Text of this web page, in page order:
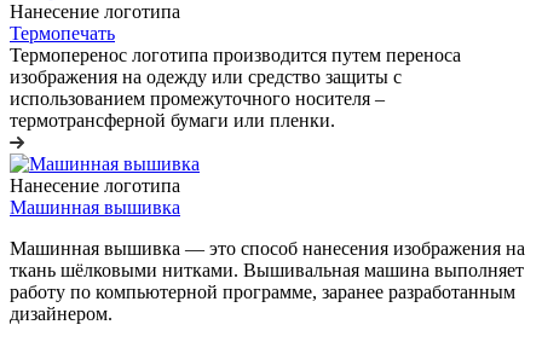
Нанесение логотипа
Термопечать
Термоперенос логотипа производится путем переноса
изображения на одежду или средство защиты с
использованием промежуточного носителя –
термотрансферной бумаги или пленки.
Нанесение логотипа
Машинная вышивка
Машинная вышивка — это способ нанесения изображения на
ткань шёлковыми нитками. Вышивальная машина выполняет
работу по компьютерной программе, заранее разработанным
дизайнером.